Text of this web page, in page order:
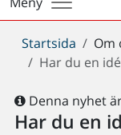
Du
är
Startsida Om
Har du en
Denna nyhet
Har du en